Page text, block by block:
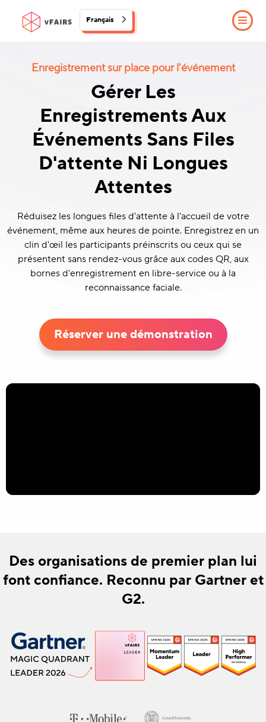
Français
Enregistrement sur place pour l'événement
Gérer Les
Enregistrements Aux
Événements Sans Files
D'attente Ni Longues
Attentes
Réduisez les longues files d'attente à l'accueil de votre
événement, même aux heures de pointe. Enregistrez en un
clin d'œil les participants préinscrits ou ceux qui se
présentent sans rendez-vous grâce aux codes QR, aux
bornes d'enregistrement en libre-service ou à la
reconnaissance faciale.
Réserver une démonstration
Des organisations de premier plan lui
font confiance. Reconnu par Gartner et
G2.